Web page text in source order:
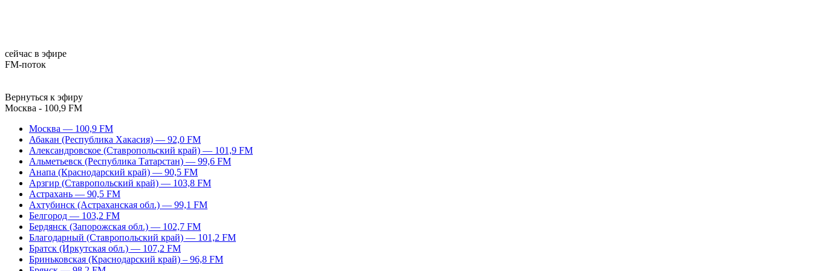
сейчас в эфире
FM-поток
Вернуться к эфиру
Москва - 100,9 FM
Москва — 100,9 FM
Абакан (Республика Хакасия) — 92,0 FM
Александровское (Ставропольский край) — 101,9 FM
Альметьевск (Республика Татарстан) — 99,6 FM
Анапа (Краснодарский край) — 90,5 FM
Арзгир (Ставропольский край) — 103,8 FM
Астрахань — 90,5 FM
Ахтубинск (Астраханская обл.) — 99,1 FM
Белгород — 103,2 FM
Бердянск (Запорожская обл.) — 102,7 FM
Благодарный (Ставропольский край) — 101,2 FM
Братск (Иркутская обл.) — 107,2 FM
Бриньковская (Краснодарский край) – 96,8 FM